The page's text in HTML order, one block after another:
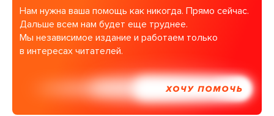
Нам нужна ваша помощь как никогда. Прямо сейчас.
Дальше всем нам будет еще труднее.
Мы независимое издание и работаем только
в интересах читателей.
ХОЧУ ПОМОЧЬ